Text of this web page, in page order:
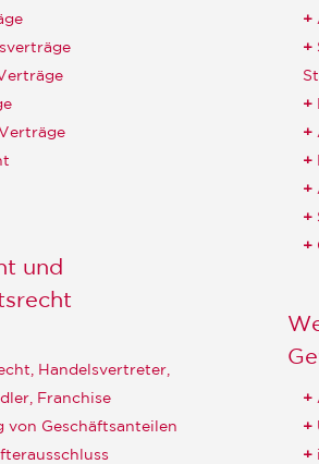
und
Handelsvertreter,
Franchise
von Geschäftsanteilen